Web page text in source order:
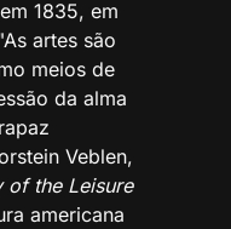
1835, em
artes são
meios de
da alma
Veblen,
of the Leisure
americana